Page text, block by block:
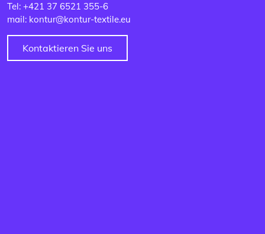
Tel: +421 37 6521 355-6
mail: kontur@kontur-textile.eu
Kontaktieren Sie uns